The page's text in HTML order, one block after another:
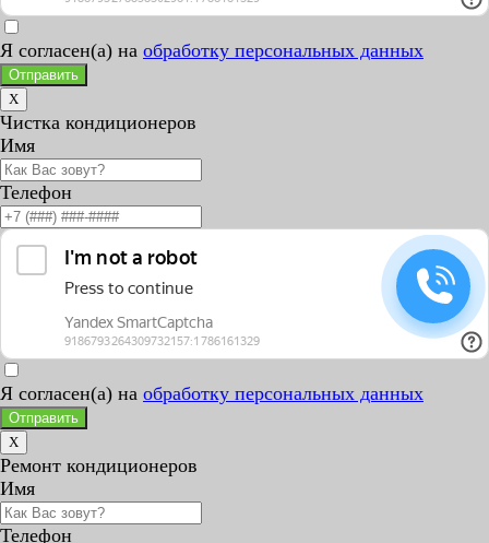
Я согласен(а) на обработку персональных данных
Отправить
X
Чистка кондиционеров
Имя
Телефон
Я согласен(а) на обработку персональных данных
Отправить
X
Ремонт кондиционеров
Имя
Телефон